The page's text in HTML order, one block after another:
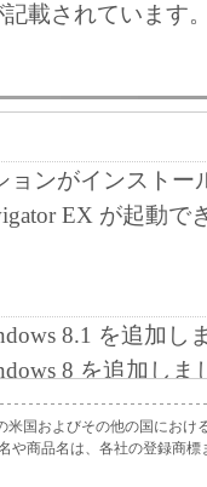
載されています
ョンがインストー
EX が起動で
8.1 を追加し
8 を追加しま
行時、拡大／縮小
る場合がある問題
米国およびその他の国におけ
や商品名は、各社の登録商標